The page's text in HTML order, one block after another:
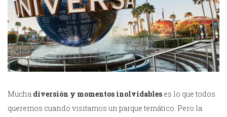
Mucha diversión y momentos inolvidables es lo que todos
queremos cuando visitamos un parque temático. Pero la